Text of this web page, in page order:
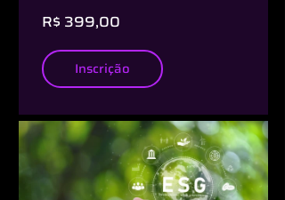
Highline
R$ 399,00
Inscrição